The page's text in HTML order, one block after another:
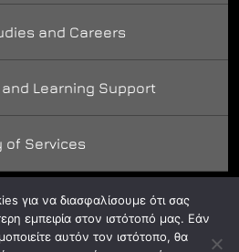
and Careers
Learning Support
of Services
για να διασφαλίσουμε ότι σας
εμπειρία στον ιστότοπό μας. Εάν
αυτόν τον ιστότοπο, θα